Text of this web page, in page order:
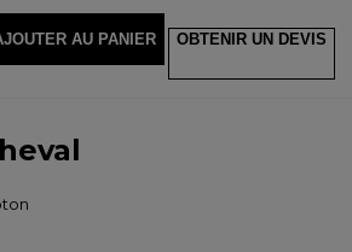
AU PANIER OBTENIR UN DEVIS